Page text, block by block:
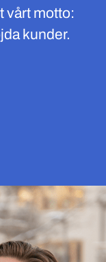
vårt motto:
kunder.